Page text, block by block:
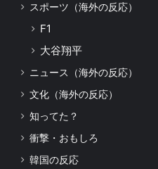
スポーツ（海外の反応）
F1
大谷翔平
ニュース（海外の反応）
文化（海外の反応）
知ってた？
衝撃・おもしろ
韓国の反応